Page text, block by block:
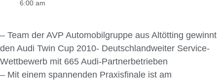
6:00 am
– Team der AVP Automobilgruppe aus Altötting gewinnt
den Audi Twin Cup 2010- Deutschlandweiter Service-
Wettbewerb mit 665 Audi-Partnerbetrieben
– Mit einem spannenden Praxisfinale ist am